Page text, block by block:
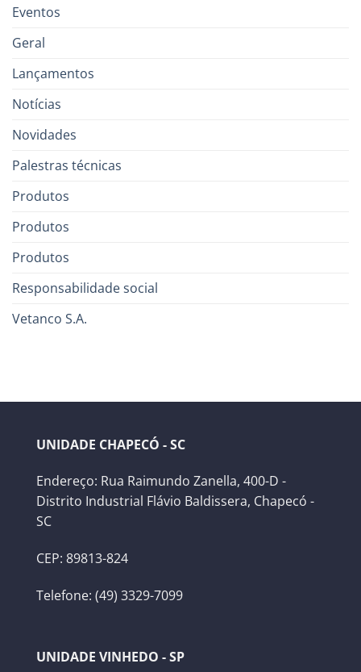
Eventos
Geral
Lançamentos
Notícias
Novidades
Palestras técnicas
Produtos
Produtos
Produtos
Responsabilidade social
Vetanco S.A.
UNIDADE CHAPECÓ - SC
Endereço: Rua Raimundo Zanella, 400-D -
Distrito Industrial Flávio Baldissera, Chapecó -
SC
CEP: 89813-824
Telefone: (49) 3329-7099
UNIDADE VINHEDO - SP